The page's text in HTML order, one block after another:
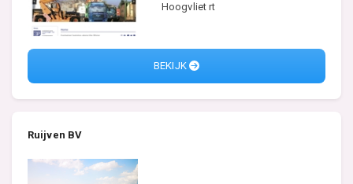
Hoogvliet rt
BEKIJK
Ruijven BV